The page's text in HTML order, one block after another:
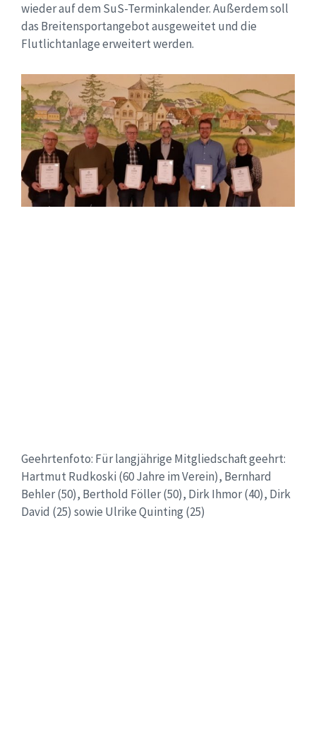
wieder auf dem SuS-Terminkalender. Außerdem soll
das Breitensportangebot ausgeweitet und die
Flutlichtanlage erweitert werden.
Geehrtenfoto: Für langjährige Mitgliedschaft geehrt:
Hartmut Rudkoski (60 Jahre im Verein), Bernhard
Behler (50), Berthold Föller (50), Dirk Ihmor (40), Dirk
David (25) sowie Ulrike Quinting (25)